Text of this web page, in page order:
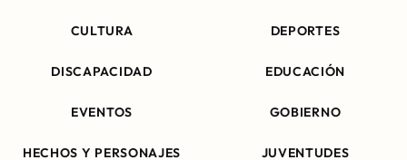
CULTURA DEPORTES
DISCAPACIDAD EDUCACIÓN
EVENTOS GOBIERNO
HECHOS Y PERSONAJES JUVENTUDES